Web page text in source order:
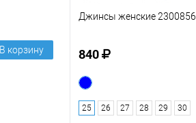
В корзину
Джинсы женские 2300856
840
25 26 27 28 29 30